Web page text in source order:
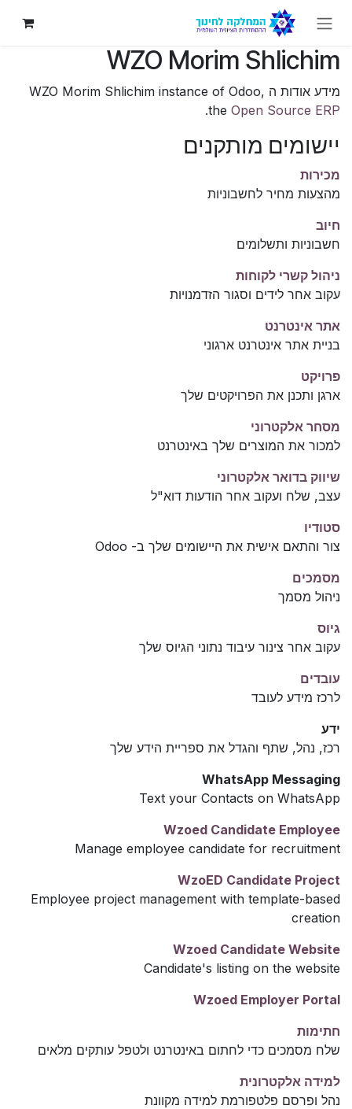
WZO Morim Shlichim
מידע אודות ה WZO Morim Shlichim instance of Odoo,
the Open Source ERP
.
יישומים מותקנים
מכירות
מהצעות מחיר לחשבוניות
חיוב
חשבוניות ותשלומים
ניהול קשרי לקוחות
עקוב אחר לידים וסגור הזדמנויות
אתר אינטרנט
בניית אתר אינטרנט ארגוני
פרויקט
ארגן ותכנן את הפרויקטים שלך
מסחר אלקטרוני
למכור את המוצרים שלך באינטרנט
שיווק בדואר אלקטרוני
עצב, שלח ועקוב אחר הודעות דוא"ל
סטודיו
צור והתאם אישית את היישומים שלך ב- Odoo
מסמכים
ניהול מסמך
גיוס
עקוב אחר צינור עיבוד נתוני הגיוס שלך
עובדים
לרכז מידע לעובד
ידע
רכז, נהל, שתף והגדל את ספריית הידע שלך
WhatsApp Messaging
Text your Contacts on WhatsApp
Wzoed Candidate Employee
Manage employee candidate for recruitment
WzoED Candidate Project
Employee project management with template-based
creation
Wzoed Candidate Website
Candidate's listing on the website
Wzoed Employer Portal
חתימות
שלח מסמכים כדי לחתום באינטרנט ולטפל עותקים מלאים
למידה אלקטרונית
נהל ופרסם פלטפורמת למידה מקוונת